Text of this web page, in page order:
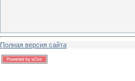
Полная версия сайта